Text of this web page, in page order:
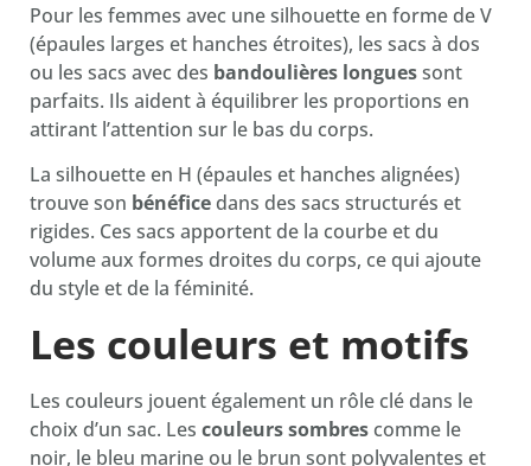
Pour les femmes avec une silhouette en forme de V
(épaules larges et hanches étroites), les sacs à dos
ou les sacs avec des bandoulières longuessont
parfaits. Ils aident à équilibrer les proportions en
attirant l’attention sur le bas du corps.
La silhouette en H (épaules et hanches alignées)
trouve son bénéficedans des sacs structurés et
rigides. Ces sacs apportent de la courbe et du
volume aux formes droites du corps, ce qui ajoute
du style et de la féminité.
Les couleurs et motifs
Les couleurs jouent également un rôle clé dans le
choix d’un sac. Les couleurs sombres comme le
noir, le bleu marine ou le brun sont polyvalentes et